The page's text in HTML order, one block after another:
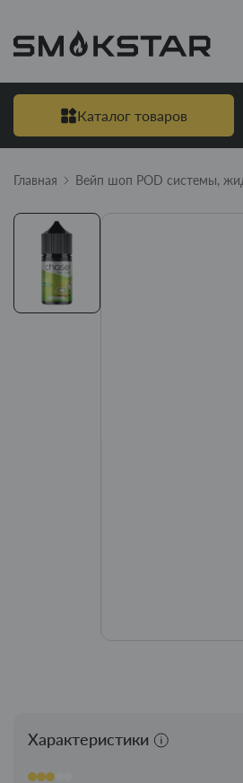
Каталог товаров
Главная Вейп шоп POD системы,
Характеристики